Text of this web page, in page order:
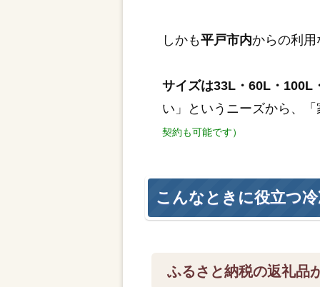
しかも平戸市内からの利用
サイズは33L・60L・100L
い」というニーズから、
契約も可能です）
こんなときに役立つ冷
ふるさと納税の返礼品